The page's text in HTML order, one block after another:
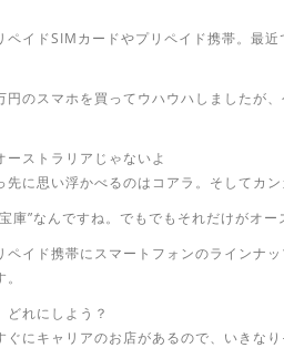
ペイドSIMカードやプリペイド携帯。最
円のスマホを買ってウハウハしましたが
ストラリアじゃないよ
先に思い浮かべるのはコアラ。そしてカ
庫”なんですね。でもでもそれだけがオ
ペイド携帯にスマートフォンのラインナ
れにしよう？
ぐにキャリアのお店があるので、いきな